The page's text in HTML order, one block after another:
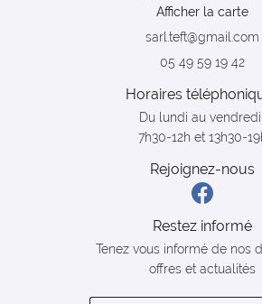
Afficher la carte
05 49 59 19 42
Horaires
Du lundi au vendredi
7h30-12h et 13h30-
Rejoignez-nous
Restez informé
Tenez vous informé de nos
offres et actualités